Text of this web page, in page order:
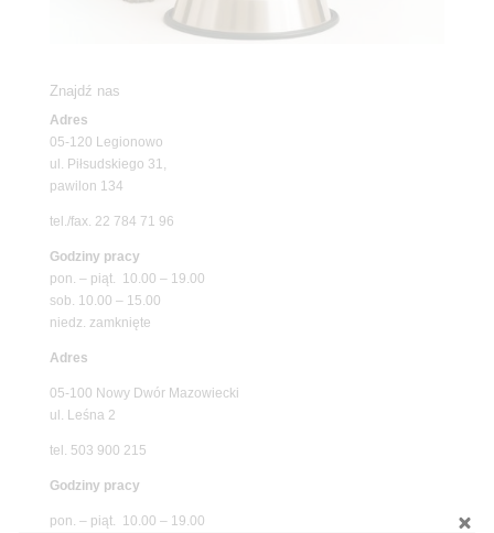
Znajdź nas
Adres
05-120 Legionowo
ul. Piłsudskiego 31,
pawilon 134
tel./fax. 22 784 71 96
Godziny pracy
pon. – piąt. 10.00 – 19.00
sob. 10.00 – 15.00
niedz. zamknięte
Adres
05-100 Nowy Dwór Mazowiecki
ul. Leśna 2
tel. 503 900 215
Godziny pracy
pon. – piąt. 10.00 – 19.00